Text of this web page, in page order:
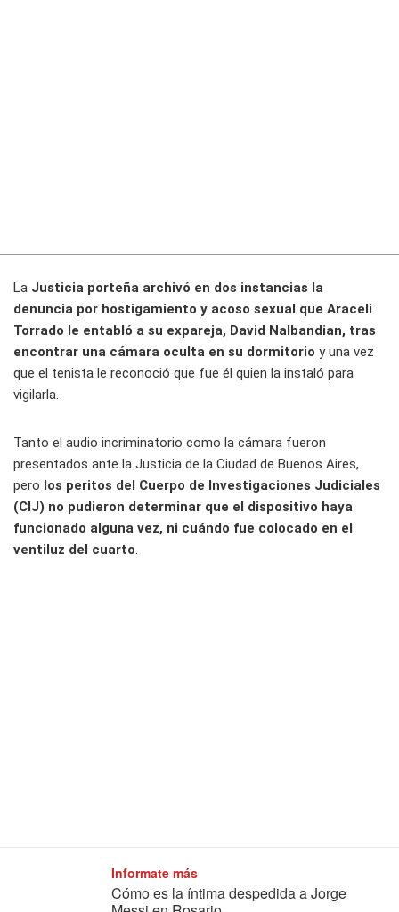
La Justicia porteña archivó en dos instancias la
denuncia por hostigamiento y acoso sexual que Araceli
Torrado le entabló a su expareja, David Nalbandian, tras
encontrar una cámara oculta en su dormitorio y una vez
que el tenista le reconoció que fue él quien la instaló para
vigilarla.
Tanto el audio incriminatorio como la cámara fueron
presentados ante la Justicia de la Ciudad de Buenos Aires,
pero los peritos del Cuerpo de Investigaciones Judiciales
(CIJ) no pudieron determinar que el dispositivo haya
funcionado alguna vez, ni cuándo fue colocado en el
ventiluz del cuarto.
Informate más
Cómo es la íntima despedida a Jorge